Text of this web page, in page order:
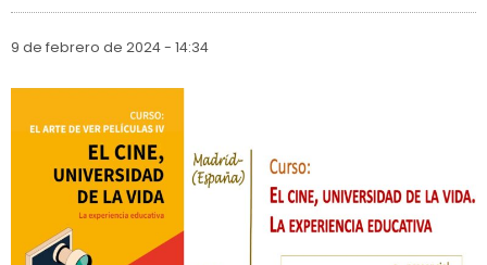
9 de febrero de 2024 - 14:34